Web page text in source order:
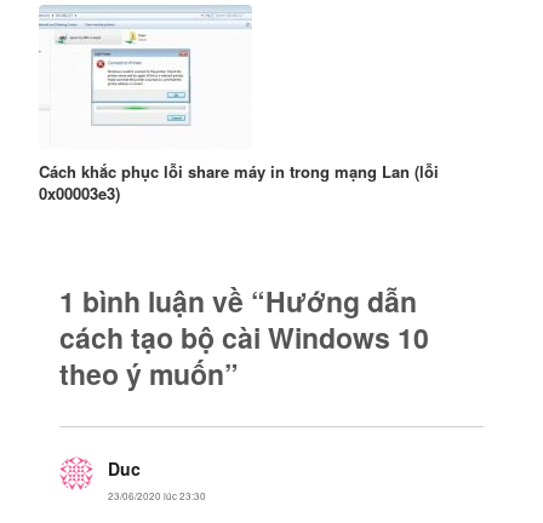
Cách khắc phục lỗi share máy in trong mạng Lan (lỗi
0x00003e3)
1 bình luận về “Hướng dẫn
cách tạo bộ cài Windows 10
theo ý muốn”
Duc
23/06/2020 lúc 23:30